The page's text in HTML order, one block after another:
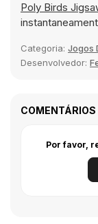
Poly Birds
Categoria: Jogos
Desenvolvedor:
COMENTÁRIOS
Por favor,